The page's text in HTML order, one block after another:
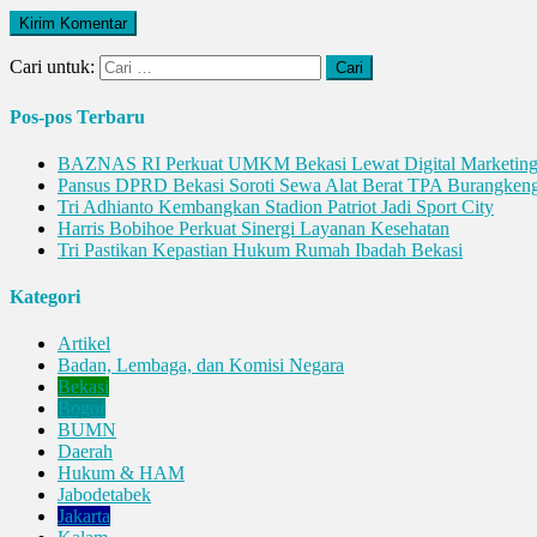
Cari untuk:
Pos-pos Terbaru
BAZNAS RI Perkuat UMKM Bekasi Lewat Digital Marketing
Pansus DPRD Bekasi Soroti Sewa Alat Berat TPA
Tri Adhianto Kembangkan Stadion Patriot Jadi Sport City
Harris Bobihoe Perkuat Sinergi Layanan Kesehatan
Tri Pastikan Kepastian Hukum Rumah Ibadah Bekasi
Kategori
Artikel
Badan, Lembaga, dan Komisi Negara
Bekasi
Bogor
BUMN
Daerah
Hukum & HAM
Jabodetabek
Jakarta